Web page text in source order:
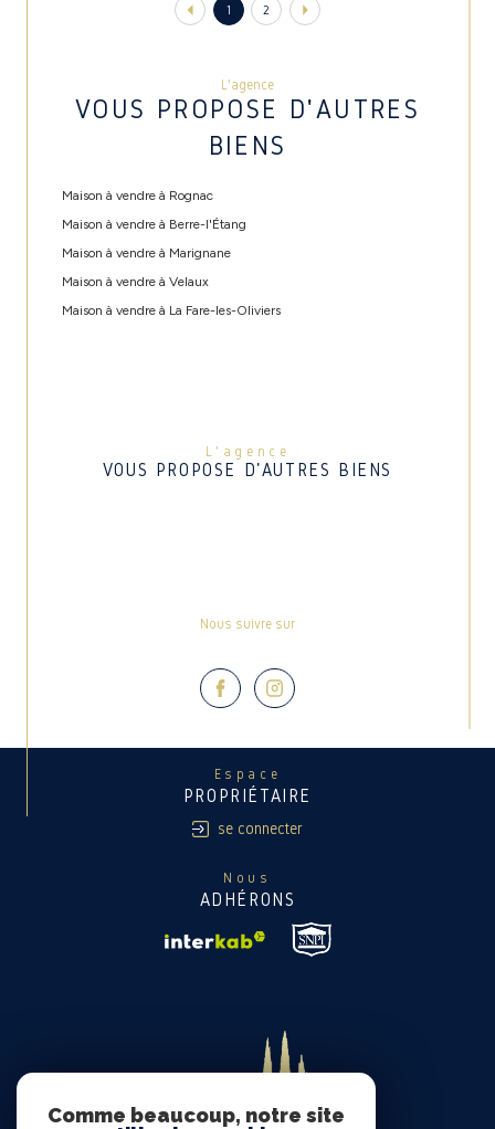
1 2
L'agence
VOUS PROPOSE D'AUTRES
BIENS
Maison à vendre à Rognac
Maison à vendre à Berre-l'Étang
Maison à vendre à Marignane
Maison à vendre à Velaux
Maison à vendre à La Fare-les-Oliviers
L'agence
VOUS PROPOSE D'AUTRES BIENS
Nous suivre sur
Espace
PROPRIÉTAIRE
se connecter
Nous
ADHÉRONS
Comme beaucoup, notre site